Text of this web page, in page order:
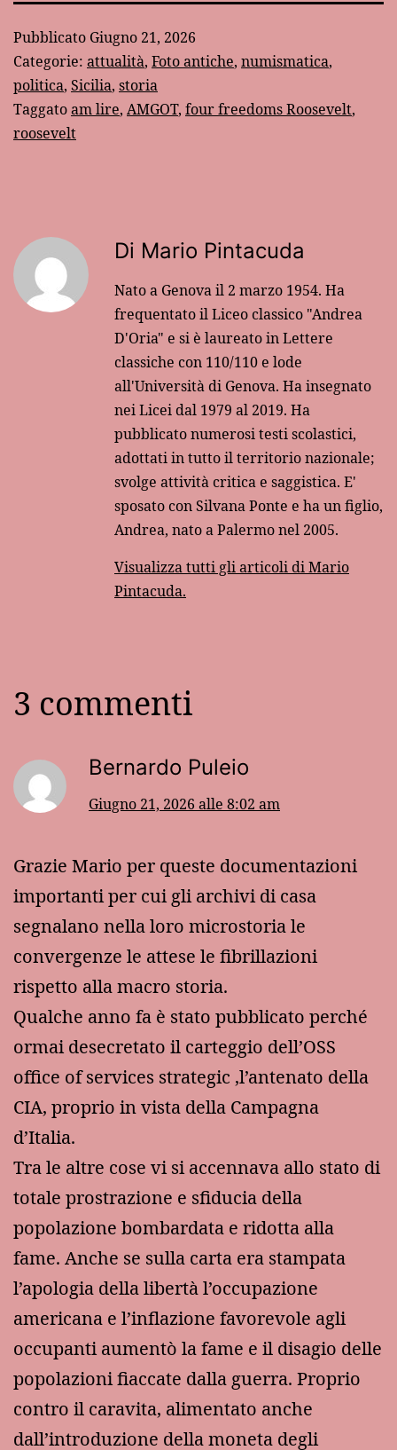
Pubblicato Giugno 21, 2026
Categorie: attualità, Foto antiche, numismatica,
politica, Sicilia, storia
Taggatoam lire, AMGOT, four freedoms Roosevelt,
roosevelt
Di Mario Pintacuda
Nato a Genova il 2 marzo 1954. Ha
frequentato il Liceo classico "Andrea
D'Oria" e si è laureato in Lettere
classiche con 110/110 e lode
all'Università di Genova. Ha insegnato
nei Licei dal 1979 al 2019. Ha
pubblicato numerosi testi scolastici,
adottati in tutto il territorio nazionale;
svolge attività critica e saggistica. E'
sposato con Silvana Ponte e ha un figlio,
Andrea, nato a Palermo nel 2005.
Visualizza tutti gli articoli di Mario
Pintacuda.
3 commenti
Bernardo Puleio
Giugno 21, 2026 alle 8:02 am
Grazie Mario per queste documentazioni
importanti per cui gli archivi di casa
segnalano nella loro microstoria le
convergenze le attese le fibrillazioni
rispetto alla macro storia.
Qualche anno fa è stato pubblicato perché
ormai desecretato il carteggio dell’OSS
office of services strategic ,l’antenato della
CIA, proprio in vista della Campagna
d’Italia.
Tra le altre cose vi si accennava allo stato di
totale prostrazione e sfiducia della
popolazione bombardata e ridotta alla
fame. Anche se sulla carta era stampata
l’apologia della libertà l’occupazione
americana e l’inflazione favorevole agli
occupanti aumentò la fame e il disagio delle
popolazioni fiaccate dalla guerra. Proprio
contro il caravita, alimentato anche
dall’introduzione della moneta degli